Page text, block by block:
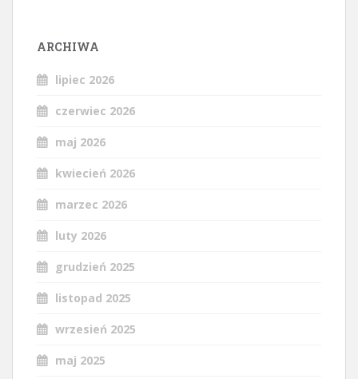
ARCHIWA
lipiec 2026
czerwiec 2026
maj 2026
kwiecień 2026
marzec 2026
luty 2026
grudzień 2025
listopad 2025
wrzesień 2025
maj 2025